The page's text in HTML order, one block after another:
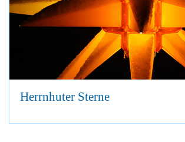
Herrnhuter Sterne